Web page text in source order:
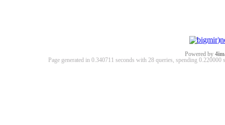
Powered by
Page generated in 0.340711 seconds with 28 queries, spending